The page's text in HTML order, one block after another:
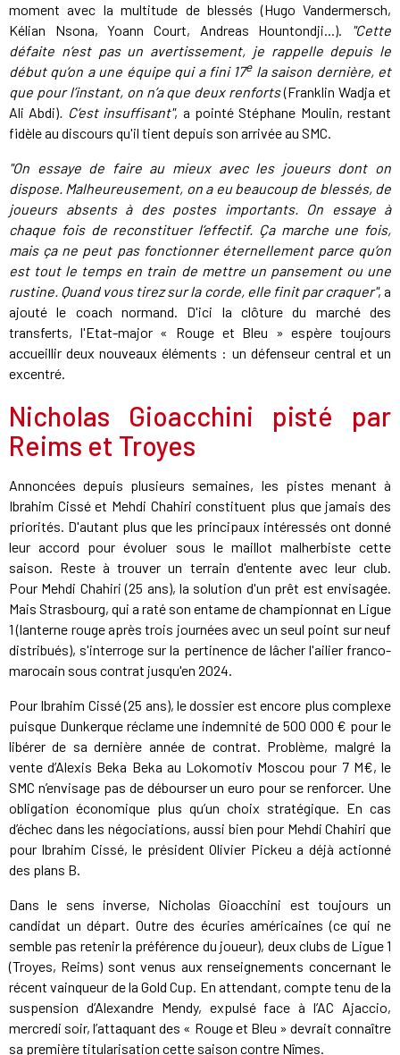
moment avec la multitude de blessés (Hugo Vandermersch,
Kélian Nsona, Yoann Court, Andreas Hountondji...).
"Cette
défaite n’est pas un avertissement, je rappelle depuis le
début qu’on a une équipe qui a fini 17ela saison dernière, et
que pour l’instant, on n’a que deux renforts(Franklin Wadja et
Ali Abdi). C’est insuffisant", a pointé Stéphane Moulin, restant
fidèle au discours qu'il tient depuis son arrivée au SMC.
"On essaye de faire au mieux avec les joueurs dont on
dispose. Malheureusement, on a eu beaucoup de blessés, de
joueurs absents à des postes importants. On essaye à
chaque fois de reconstituer l’effectif. Ça marche une fois,
mais ça ne peut pas fonctionner éternellement parce qu’on
est tout le temps en train de mettre un pansement ou une
rustine. Quand vous tirez sur la corde, elle finit par craquer", a
ajouté le coach normand. D'ici la clôture du marché des
transferts, l'Etat-major « Rouge et Bleu » espère toujours
accueillir deux nouveaux éléments : un défenseur central et un
excentré.
Nicholas Gioacchini pisté par
Reims et Troyes
Annoncées depuis plusieurs semaines, les pistes menant à
Ibrahim Cissé et Mehdi Chahiri constituent plus que jamais des
priorités. D'autant plus que les principaux intéressés ont donné
leur accord pour évoluer sous le maillot malherbiste cette
saison. Reste à trouver un terrain d'entente avec leur club.
Pour Mehdi Chahiri (25 ans), la solution d'un prêt est envisagée.
Mais Strasbourg, qui a raté son entame de championnat en Ligue
1 (lanterne rouge après trois journées avec un seul point sur neuf
distribués), s'interroge sur la pertinence de lâcher l'ailier franco-
marocain sous contrat jusqu'en 2024.
Pour Ibrahim Cissé (25 ans), le dossier est encore plus complexe
puisque Dunkerque réclame une indemnité de 500 000 € pour le
libérer de sa dernière année de contrat. Problème, malgré la
vente d’Alexis Beka Beka au Lokomotiv Moscou pour 7 M€, le
SMC n’envisage pas de débourser un euro pour se renforcer. Une
obligation économique plus qu’un choix stratégique. En cas
d’échec dans les négociations, aussi bien pour Mehdi Chahiri que
pour Ibrahim Cissé, le président Olivier Pickeu a déjà actionné
des plans B.
Dans le sens inverse, Nicholas Gioacchini est toujours un
candidat un départ. Outre des écuries américaines (ce qui ne
semble pas retenir la préférence du joueur), deux clubs de Ligue 1
(Troyes, Reims) sont venus aux renseignements concernant le
récent vainqueur de la Gold Cup. En attendant, compte tenu de la
suspension d’Alexandre Mendy, expulsé face à l’AC Ajaccio,
mercredi soir, l’attaquant des « Rouge et Bleu » devrait connaître
sa première titularisation cette saison contre Nîmes.